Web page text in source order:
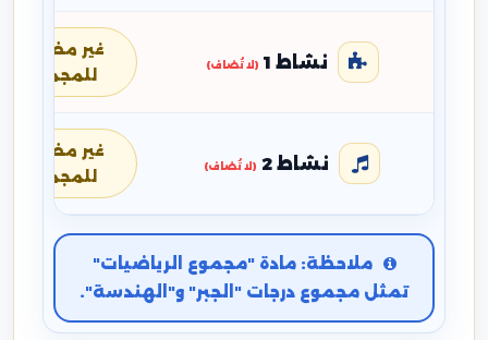
نشاط 1 (لا تُضاف)
غير مضافة
للمجموع
نشاط 2 (لا تُضاف)
غير مضافة
للمجموع
ملاحظة: مادة "مجموع الرياضيات"
تمثل مجموع درجات "الجبر" و"الهندسة".